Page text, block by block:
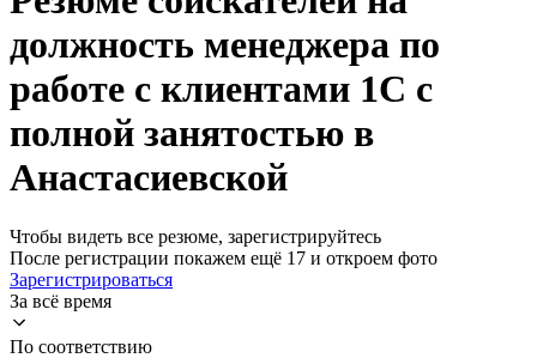
должность менеджера по
работе с клиентами 1С с
полной занятостью в
Анастасиевской
Чтобы видеть все резюме, зарегистрируйтесь
После регистрации покажем ещё 17 и откроем фото
Зарегистрироваться
За всё время
По соответствию